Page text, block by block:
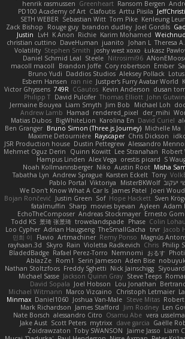
henrik rasmussen Greenheart Ransom Bergen
PD100 Academy of Art Clafoutis Arttu Piisila
SETH WEBER Sebastian Witt Tom Pike Kenleung
Zack Bishop
Rouge guy brandon dudley Joel Gordils
Justin
LvH K Anon Richie Karim Mohamed
christian cuttino DaveHuman juanito Johan L Theresa
Volatility Stephen Smith joshy west xoxo Łukasz
Daniel Schmid Leal Steele Nitrosimi96
macoll macoll
Brandon Joffe Cory robertson Ember
Bruno Yudi Daddios Studios Aleksey Pollack Lotus
Esbern Hansen ran nie Justper's Furry Avatar World
Victor Ghyssens 749R CGautos Kevin Anderson dusan
Philipp T David Pulcifer Thomas Elliott John Gutwin
Jermaine Bouyea Liam Smyth Jim Bob Michael Loh
Andrew Lamb Hamad rendered_pixel der_mihi
Matias Dubos BigWhiteLion Karolina En David Curiel
Ben Granger Bruno Simon (Three.js Journey) Michelle Ma
Maxime Detournière Rayscaper Chris Dickson
JSR Production house Dustin Pettegrew Alessandro
Mehmet Oguz Derin
Quinn Kowitt Lee Stranahan Robert
Hampus Linden Alex Vega orestis picard S
Noah Kollmannsberger Niko Austin Root Misha
Tabatha Lyn Andrew Sprague Karsten Eckelt Tony
Pablo Portal Viktoriya MisterBKWolf יעקוב
We Don't Know What A Car Is James Patel Joeri
Bojan Rončević Justin Green Sof Hope Hackett Sven
fatalmuffin Sharp movies byevan Ayleen Adam
EchoTheComposer Andreas Stockmayer Ernesto
Todd KS 景琦 张景琦 trowelandspade Phase Colin
Loo Cypher Adrian Haugseng TheSmallGacha trvr Jacob
민희 이
Flavio Artmachiner Remy Ponso Magnús
rayhaan.3d
Skyro Rain Violetta Radkevich Chris Philip
BladedBadge Rafael Perez-Torro Nemnomi おるす
AblazZe Rom1 Serin Jameson Aden Bise
Nathan Stoltzfoos Freddy Sghetti Nick Jainschigg
Michael Sasse Jackson Quinn Gray Steve Teeps
David Sopala Joel Hobson Lou Jonathan
Michael Witmann Marco Vizcaino Christoph Letmaier
Minmax Daniel1060 Joshua Van-Male Steve Mitas
Mark Richardson James Stafford Jim Rodney Len
Nate Borsch alessandro Citro Osamu Abe vera
Jake Aust Scott Peters mytrixx dave garcia Gaëlle
Zoidrawzaton Toby SWANSON Jaime Jasso Liam